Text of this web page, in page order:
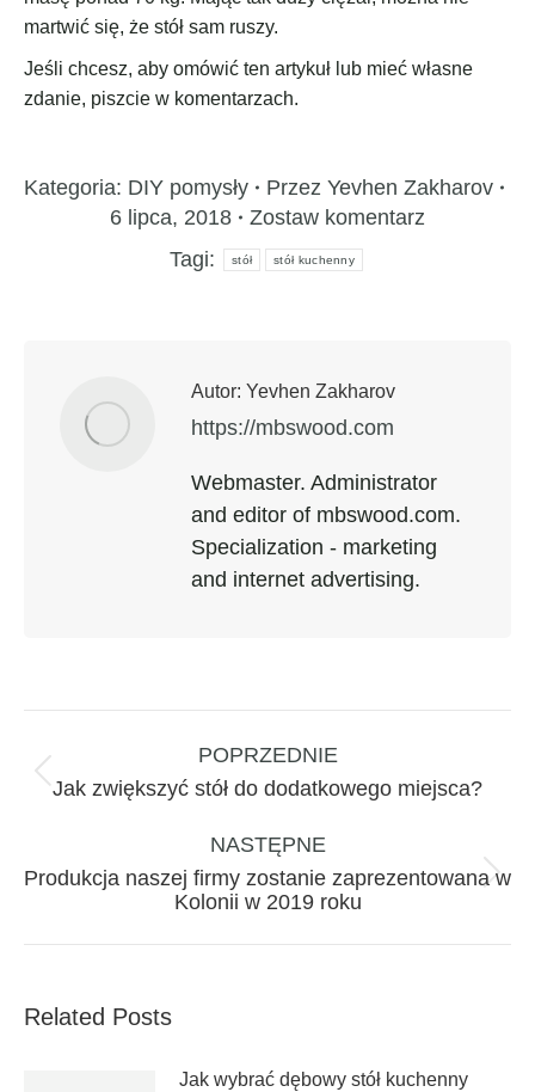
martwić się, że stół sam ruszy.
Jeśli chcesz, aby omówić ten artykuł lub mieć własne
zdanie, piszcie w komentarzach.
Kategoria: DIY pomysły Przez Yevhen Zakharov
6 lipca, 2018
Zostaw komentarz
Tagi:
stół stół kuchenny
Autor: Yevhen Zakharov
https://mbswood.com
Webmaster. Administrator
and editor of mbswood.com.
Specialization - marketing
and internet advertising.
wpisów
POPRZEDNIE
Poprzedni
Jak zwiększyć stół do dodatkowego miejsca?
NASTĘPNE
Następny
wpis:
Produkcja naszej firmy zostanie zaprezentowana w
Kolonii w 2019 roku
Related Posts
Jak wybrać dębowy stół kuchenny